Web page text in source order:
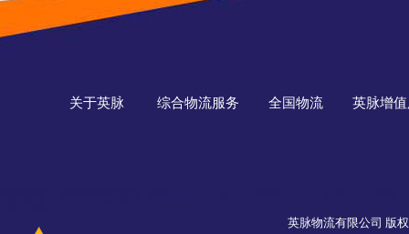
关于英脉 综合物流服务 全国物流 英脉增
英脉物流有限公司 版